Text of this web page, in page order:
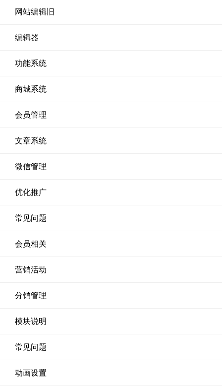
网站编辑旧
编辑器
功能系统
商城系统
会员管理
文章系统
微信管理
优化推广
常见问题
会员相关
营销活动
分销管理
模块说明
常见问题
动画设置